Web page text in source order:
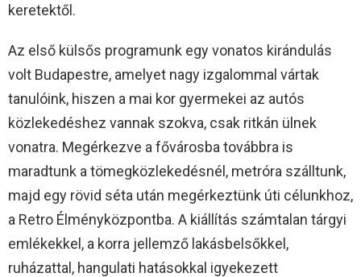
keretektől.
Az első külsős programunk egy vonatos kirándulás
volt Budapestre, amelyet nagy izgalommal vártak
tanulóink, hiszen a mai kor gyermekei az autós
közlekedéshez vannak szokva, csak ritkán ülnek
vonatra. Megérkezve a fővárosba továbbra is
maradtunk a tömegközlekedésnél, metróra szálltunk,
majd egy rövid séta után megérkeztünk úti célunkhoz,
a Retro Élményközpontba. A kiállítás számtalan tárgyi
emlékekkel, a korra jellemző lakásbelsőkkel,
ruházattal, hangulati hatásokkal igyekezett